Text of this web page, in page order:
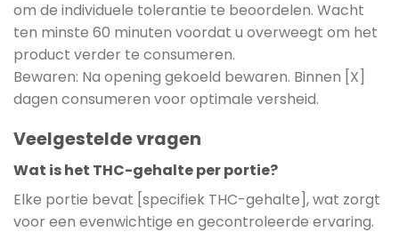
om de individuele tolerantie te beoordelen. Wacht
ten minste 60 minuten voordat u overweegt om het
product verder te consumeren.
Bewaren: Na opening gekoeld bewaren. Binnen [X]
dagen consumeren voor optimale versheid.
Veelgestelde vragen
Wat is het THC-gehalte per portie?
Elke portie bevat [specifiek THC-gehalte], wat zorgt
voor een evenwichtige en gecontroleerde ervaring.